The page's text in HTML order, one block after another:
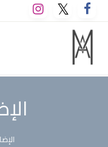
التخطي
إلى
المحتوى
M A hotels | إم ايه هوتيلز
الموقع الأول للعاملين